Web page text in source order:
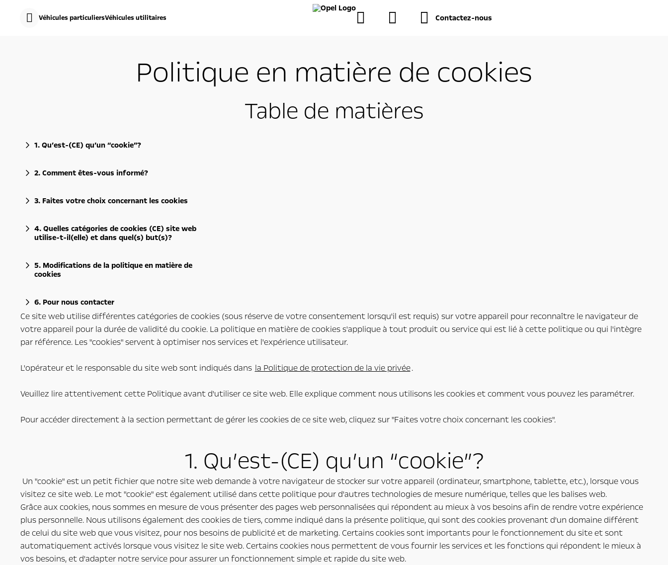
Véhicules particuliersVéhicules utilitaires Contactez-nous
Politique en matière de cookies
Table de matières
1. Qu’est-(CE) qu’un “cookie”?
2. Comment êtes-vous informé?
3. Faites votre choix concernant les cookies
4. Quelles catégories de cookies (CE) site web
utilise-t-il(elle) et dans quel(s) but(s)?
5. Modifications de la politique en matière de
cookies
6. Pour nous contacter
Ce site web utilise différentes catégories de cookies (sous réserve de votre consentement lorsqu'il est requis) sur votre appareil pour reconnaître le navigateur de
votre appareil pour la durée de validité du cookie. La politique en matière de cookies s'applique à tout produit ou service qui est lié à cette politique ou qui l'intègre
par référence. Les "cookies" servent à optimiser nos services et l'expérience utilisateur.
L'opérateur et le responsable du site web sont indiqués dans la Politique de protection de la vie privée.
Veuillez lire attentivement cette Politique avant d'utiliser ce site web. Elle explique comment nous utilisons les cookies et comment vous pouvez les paramétrer.
Pour accéder directement à la section permettant de gérer les cookies de ce site web, cliquez sur "Faites votre choix concernant les cookies".
1. Qu’est-(CE) qu’un “cookie”?
Un "cookie" est un petit fichier que notre site web demande à votre navigateur de stocker sur votre appareil (ordinateur, smartphone, tablette, etc.), lorsque vous
visitez ce site web. Le mot "cookie" est également utilisé dans cette politique pour d'autres technologies de mesure numérique, telles que les balises web.
Grâce aux cookies, nous sommes en mesure de vous présenter des pages web personnalisées qui répondent au mieux à vos besoins afin de rendre votre expérience
plus personnelle. Nous utilisons également des cookies de tiers, comme indiqué dans la présente politique, qui sont des cookies provenant d'un domaine différent
de celui du site web que vous visitez, pour nos besoins de publicité et de marketing. Certains cookies sont importants pour le fonctionnement du site et sont
automatiquement activés lorsque vous visitez le site web. Certains cookies nous permettent de vous fournir les services et les fonctions qui répondent le mieux à
vos besoins, et d'adapter notre service pour assurer un fonctionnement simple et rapide du site web.